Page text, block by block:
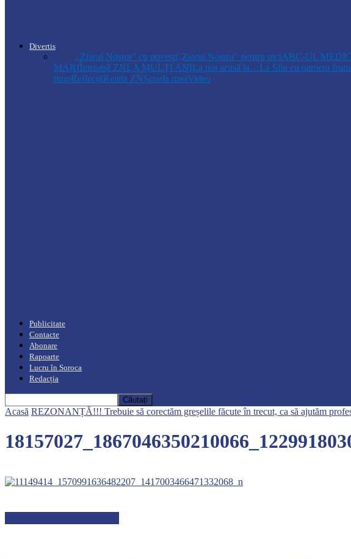
Divertis
,,Ziarul Nostru” cu povești„Ziarul Nostru” pentru piciABC-UL
MARIÎntreabă ZNLA MULŢI ANILa noi acasă la…La Sfat cu oameni
timpReflecțiiReteta ZNȘcoala meaVideo
Publicitate
Contacte
Abonare
Rapoarte
Lucru în Soroca
Redacția
Acasă REZONANȚĂ!!! Trebuie să corectăm greșelile făcute în trecut, ca să ajutăm